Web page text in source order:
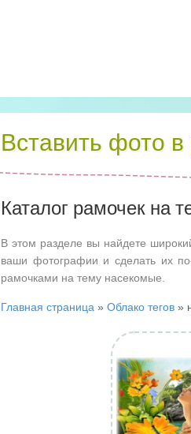
Вставить фото
Каталог рамочек на
В этом разделе вы найдете
ваши фотографии и сделать их
рамочками на тему насекомые.
Главная страница » Облако тегов »